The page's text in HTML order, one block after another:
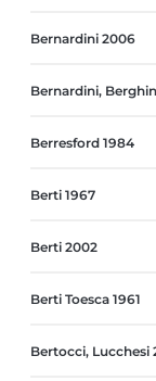
Bernardini 2006
Bernardini,
Berresford 1984
Berti 1967
Berti 2002
Berti Toesca 1961
Bertocci, Lucchesi